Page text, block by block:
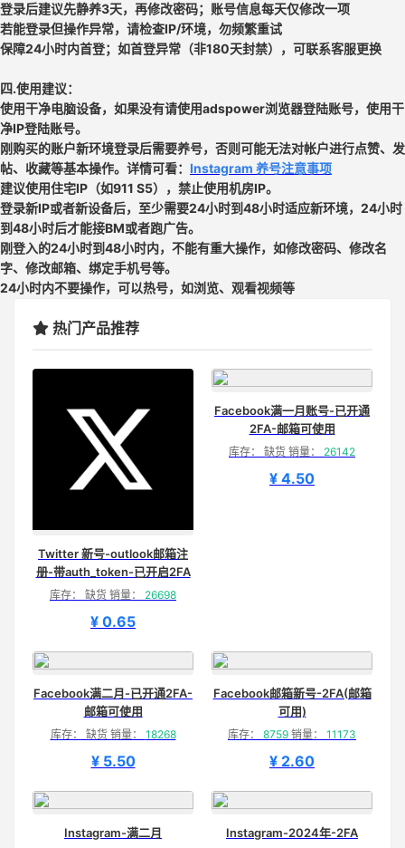
登录后建议先静养3天，再修改密码；账号信息每天仅修改一项
若能登录但操作异常，请检查IP/环境，勿频繁重试
保障24小时内首登；如首登异常（非180天封禁），可联系客服更换
四.使用建议：
使用干净电脑设备，如果没有请使用adspower浏览器登陆账号，使用干
净IP登陆账号。
刚购买的账户新环境登录后需要养号，否则可能无法对帐户进行点赞、发
帖、收藏等基本操作。详情可看： Instagram 养号注意事项
建议使用住宅IP（如911 S5），禁止使用机房IP。
登录新IP或者新设备后，至少需要24小时到48小时适应新环境，24小时
到48小时后才能接BM或者跑广告。
刚登入的24小时到48小时内，不能有重大操作，如修改密码、修改名
字、修改邮箱、绑定手机号等。
24小时内不要操作，可以热号，如浏览、观看视频等
热门产品推荐
Twitter 新号-outlook邮箱注
册-带auth_token-已开启2FA
库存： 缺货 销量： 26698
¥ 0.65
Facebook满一月账号-已开通
2FA-邮箱可使用
库存： 缺货 销量： 26142
¥ 4.50
Facebook满二月-已开通2FA-
邮箱可使用
库存： 缺货 销量： 18268
¥ 5.50
Facebook邮箱新号-2FA(邮箱
可用)
库存： 8759 销量： 11173
¥ 2.60
Instagram-满二月 Instagram-2024年-2FA